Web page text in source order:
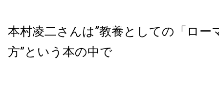
本村凌二さんは”教養としての「ロー
方”という本の中で